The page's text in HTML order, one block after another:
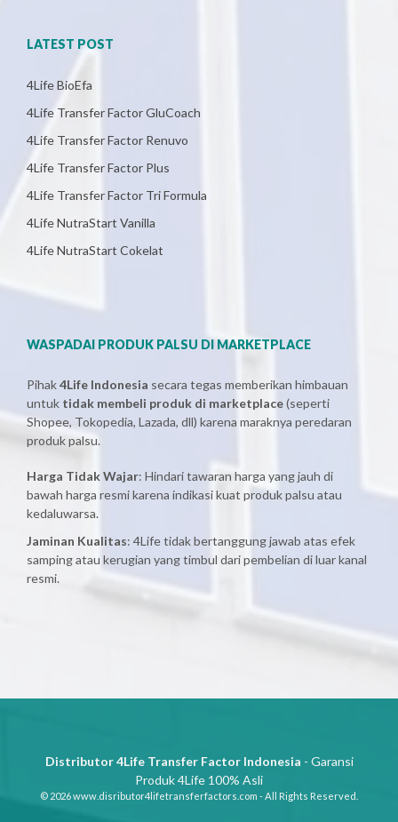
LATEST POST
4Life BioEfa
4Life Transfer Factor GluCoach
4Life Transfer Factor Renuvo
4Life Transfer Factor Plus
4Life Transfer Factor Tri Formula
4Life NutraStart Vanilla
4Life NutraStart Cokelat
WASPADAI PRODUK PALSU DI MARKETPLACE
Pihak4Life Indonesia secara tegas memberikan himbauan
untuk tidak membeli produk di marketplace(seperti
Shopee, Tokopedia, Lazada, dll) karena maraknya peredaran
produk palsu.
Harga Tidak Wajar: Hindari tawaran harga yang jauh di
bawah harga resmi karena indikasi kuat produk palsu atau
kedaluwarsa.
Jaminan Kualitas: 4Life tidak bertanggung jawab atas efek
samping atau kerugian yang timbul dari pembelian di luar kanal
resmi.
Distributor 4Life Transfer Factor Indonesia - Garansi
Produk 4Life 100% Asli
© 2026 www.disributor4lifetransferfactors.com - All Rights Reserved.